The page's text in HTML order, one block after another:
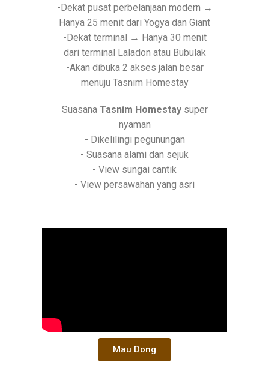
-Dekat pusat perbelanjaan modern →
Hanya 25 menit dari Yogya dan Giant
-Dekat terminal → Hanya 30 menit
dari terminal Laladon atau Bubulak
-Akan dibuka 2 akses jalan besar
menuju Tasnim Homestay
Suasana Tasnim Homestaysuper
nyaman
- Dikelilingi pegunungan
- Suasana alami dan sejuk
- View sungai cantik
- View persawahan yang asri
Mau Dong